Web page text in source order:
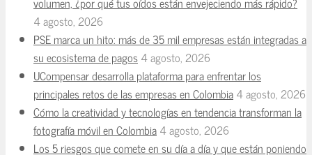
4 agosto, 2026
PSE marca un hito: más de 35 mil empresas están integradas a
su ecosistema de pagos4 agosto, 2026
UCompensar desarrolla plataforma para enfrentar los
principales retos de las empresas en Colombia4 agosto, 2026
Cómo la creatividad y tecnologías en tendencia transforman la
fotografía móvil en Colombia4 agosto, 2026
Los 5 riesgos que comete en su día a día y que están poniendo